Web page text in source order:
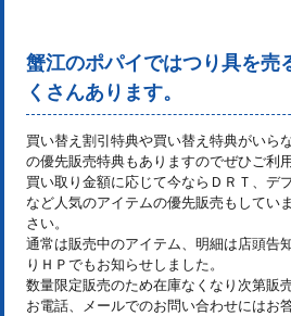
蟹江のポパイではつり具を売
くさんあります。
買い替え割引特典や買い替え特典がいら
の優先販売特典もありますのでぜひご利
買い取り金額に応じて今ならＤＲＴ、デ
など人気のアイテムの優先販売もしてい
さい。
通常は販売中のアイテム、明細は店頭告
りＨＰでもお知らせしました。
数量限定販売のため在庫なくなり次第販
お電話、メールでのお問い合わせにはお